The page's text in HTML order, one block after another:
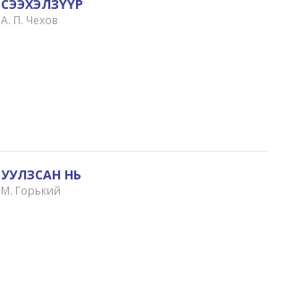
СЭЭХЭЛЗҮҮР
А. П. Чехов
УУЛЗСАН НЬ
М. Горький